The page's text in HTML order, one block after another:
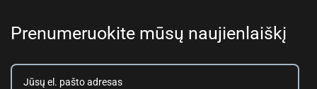
Prenumeruokite mūsų naujienlaiškį